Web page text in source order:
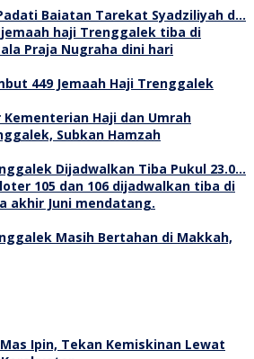
Baiatan Tarekat Syadziliyah d…
449 Jemaah Haji Trenggalek
Dijadwalkan Tiba Pukul 23.0…
Masih Bertahan di Makkah,